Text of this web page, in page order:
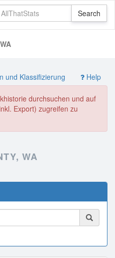
und Klassifizierung Help
durchsuchen und auf
Export) zugreifen zu
WA